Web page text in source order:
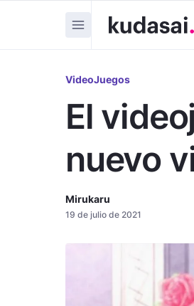
VideoJuegos
El
nuevo
Mirukaru
19 de julio de 2021